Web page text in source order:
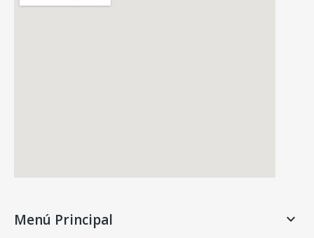
Menú Principal 